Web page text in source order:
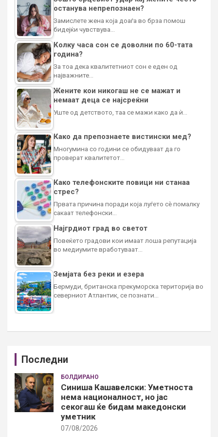
останува непрепознаен?
Замислете жена која доаѓа во брза помош
бидејќи чувствува…
Колку часа сон се доволни по 60-тата
година?
За тоа дека квалитетниот сон е еден од
најважните…
Жените кои никогаш не се мажат и
немаат деца се најсреќни
Уште од детството, таа се мажи како да ѝ…
Како да препознаете вистински мед?
Многумина со години се обидуваат да го
проверат квалитетот…
Како телефонските повици ни станаа
стрес?
Првата причина поради која луѓето сè помалку
сакаат телефонски…
Најгрдиот град во светот
Повеќето градови кои имаат лоша репутација
во медиумите вработуваат…
Земјата без реки и езера
Бермуди, британска прекуморска територија во
северниот Атлантик, се познати…
Последни
БОЛДИРАНО
Синиша Кашавелски: Уметноста
нема националност, но јас
секогаш ќе бидам македонски
уметник
07/08/2026